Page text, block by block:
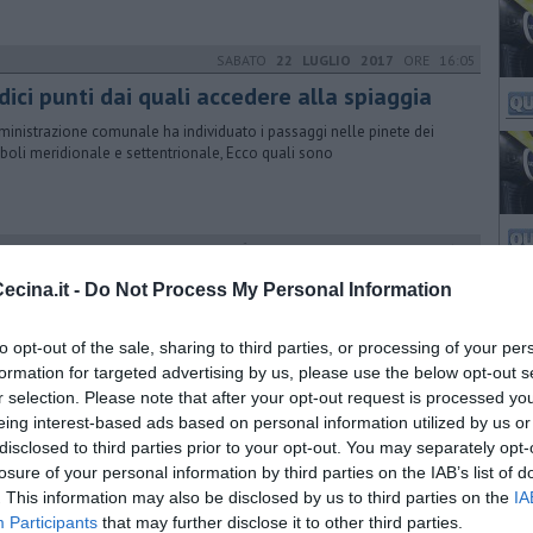
- Do Not Process My Personal Information
opt-out of the sale, sharing to third parties, or processing of your
for targeted advertising by us, please use the below opt-out
selection. Please note that after your opt-out request is processed
interest-based ads based on personal information utilized by us
to third parties prior to your opt-out. You may separately
of your personal information by third parties on the IAB’s list of
This information may also be disclosed by us to third parties on the
Participants that may further disclose it to other third parties.
SABATO 22 LUGLIO 2017 ORE 16:05
punti dai quali accedere alla spiaggia
comunale ha individuato i passaggi nelle pinete dei
meridionale e settentrionale, Ecco quali sono
GIOVEDÌ07 DICEMBRE 2017ORE 16:17
pennelli contro l'erosione a Vada
di euro. I lavori partiranno nel 2018
DOMENICA 12 GIUGNO 2016 ORE 09:51
sulla spiaggia di Calette
di numerosi villeggianti che hanno visto arrivare la